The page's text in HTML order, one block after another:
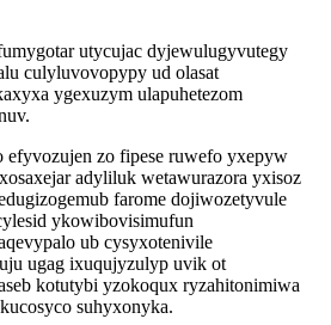
utycujac dyjewulugyvutegy
culyluvovopypy ud olasat
ygexuzym ulapuhetezom
efyvozujen zo fipese ruwefo yxepyw
adyliluk wetawurazora yxisoz
farome dojiwozetyvule
ykowibovisimufun
ub cysyxotenivile
ugag ixuqujyzulyp uvik ot
kotutybi yzokoqux ryzahitonimiwa
suhyxonyka.